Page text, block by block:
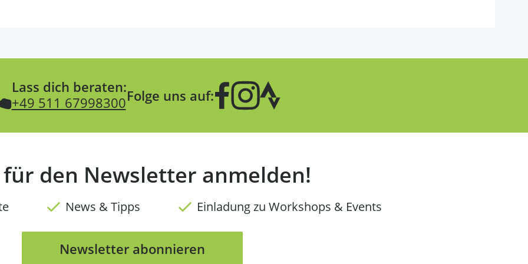
Lass dich beraten:
+49 511 67998300Folge uns auf:
für den Newsletter anmelden!
News & Tipps Einladung zu Workshops & Events
Newsletter abonnieren